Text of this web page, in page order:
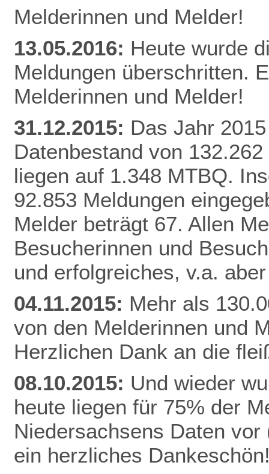
Melderinnen und Melder!
13.05.2016: Heute wurde
Meldungen überschritten.
Melderinnen und Melder!
31.12.2015: Das Jahr
Datenbestand von
liegen auf 1.348 MTBQ.
92.853 Meldungen
Melder beträgt 67. Allen
Besucherinnen und
und erfolgreiches, v.a.
04.11.2015: Mehr als
von den Melderinnen und
Herzlichen Dank an die
08.10.2015: Und wieder
heute liegen für 75% der
Niedersachsens Daten
ein herzliches